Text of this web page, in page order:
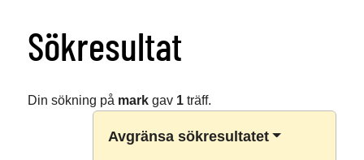
Sökresultat
Din sökning på markgav 1träff.
Avgränsa sökresultatet